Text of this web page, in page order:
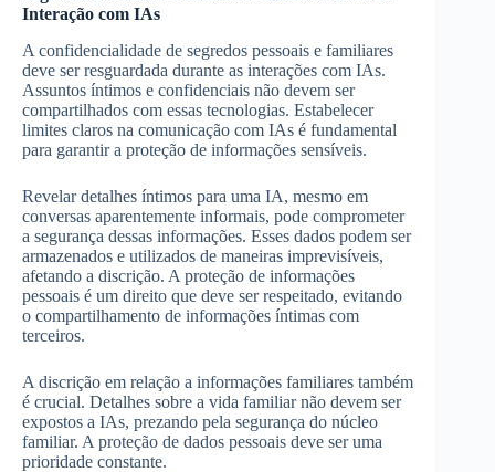
Interação com IAs
A confidencialidade de segredos pessoais e familiares
deve ser resguardada durante as interações com IAs.
Assuntos íntimos e confidenciais não devem ser
compartilhados com essas tecnologias. Estabelecer
limites claros na comunicação com IAs é fundamental
para garantir a proteção de informações sensíveis.
Revelar detalhes íntimos para uma IA, mesmo em
conversas aparentemente informais, pode comprometer
a segurança dessas informações. Esses dados podem ser
armazenados e utilizados de maneiras imprevisíveis,
afetando a discrição. A proteção de informações
pessoais é um direito que deve ser respeitado, evitando
o compartilhamento de informações íntimas com
terceiros.
A discrição em relação a informações familiares também
é crucial. Detalhes sobre a vida familiar não devem ser
expostos a IAs, prezando pela segurança do núcleo
familiar. A proteção de dados pessoais deve ser uma
prioridade constante.